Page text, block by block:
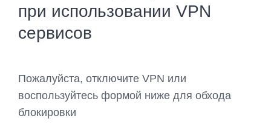
при использовании VPN
сервисов
Пожалуйста, отключите VPN или
воспользуйтесь формой ниже для обхода
блокировки